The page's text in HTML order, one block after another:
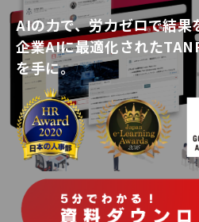
Podcast
AIの力で、労力ゼロで結果
企業AIに最適化された
を手に。